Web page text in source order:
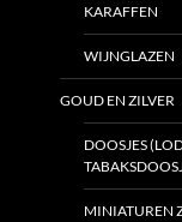
KARAFFEN
WIJNGLAZEN
GOUD EN ZILVER
DOOSJES
MINIATUREN